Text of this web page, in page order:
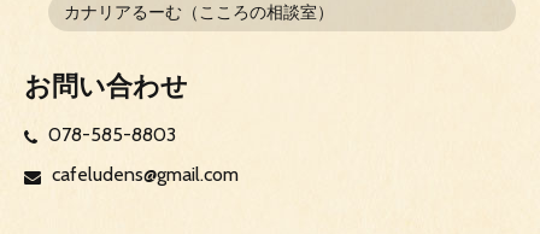
カナリアるーむ（こころの相談室）
お問い合わせ
078-585-8803
cafeludens@gmail.com